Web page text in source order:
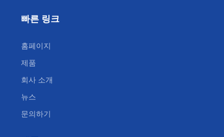
빠른 링크
홈페이지
제품
회사 소개
뉴스
문의하기